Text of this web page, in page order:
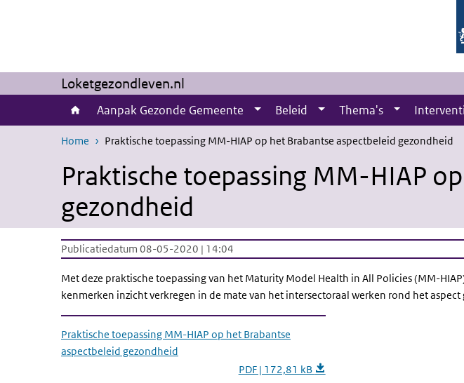
Loketgezondleven.nl
Aanpak Gezonde Gemeente Beleid Thema's
Home Praktische toepassing MM-HIAP op het Brabantse aspectbeleid gezondheid
Praktische toepassing MM-HIAP
gezondheid
Publicatiedatum 08-05-2020 | 14:04
Met deze praktische toepassing van het Maturity Model Health in All Policies (MM-
kenmerken inzicht verkregen in de mate van het intersectoraal werken rond het
Praktische toepassing MM-HIAP op het Brabantse
aspectbeleid gezondheid
PDF | 172,81 kB